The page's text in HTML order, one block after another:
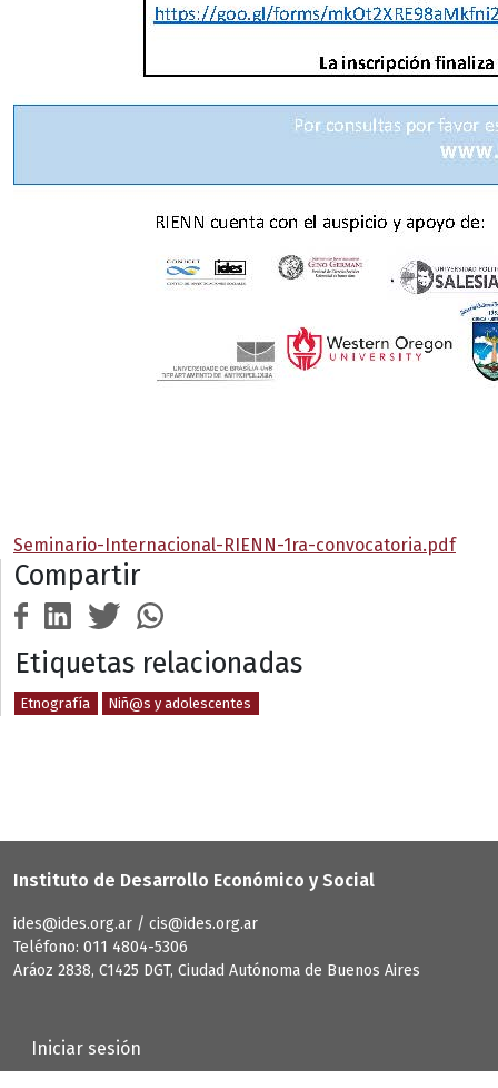
Seminario-Internacional-RIENN-1ra-convocatoria.pdf
Compartir
Etiquetas relacionadas
Etnografía Niñ@s y adolescentes
Instituto de Desarrollo Económico y Social
ides@ides.org.ar / cis@ides.org.ar
Teléfono: 011 4804-5306
Aráoz 2838, C1425 DGT, Ciudad Autónoma de Buenos Aires
User account menu
Iniciar sesión